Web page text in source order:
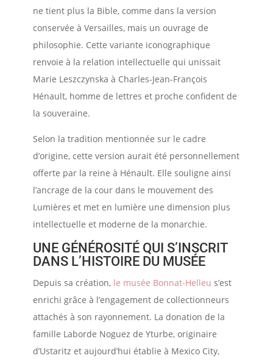
ne tient plus la Bible, comme dans la version
conservée à Versailles, mais un ouvrage de
philosophie. Cette variante iconographique
renvoie à la relation intellectuelle qui unissait
Marie Leszczynska à Charles-Jean-François
Hénault, homme de lettres et proche confident de
la souveraine.
Selon la tradition mentionnée sur le cadre
d’origine, cette version aurait été personnellement
offerte par la reine à Hénault. Elle souligne ainsi
l’ancrage de la cour dans le mouvement des
Lumières et met en lumière une dimension plus
intellectuelle et moderne de la monarchie.
UNE GÉNÉROSITÉ QUI S’INSCRIT
DANS L’HISTOIRE DU MUSÉE
Depuis sa création, le musée Bonnat-Helleu s’est
enrichi grâce à l’engagement de collectionneurs
attachés à son rayonnement. La donation de la
famille Laborde Noguez de Yturbe, originaire
d’Ustaritz et aujourd’hui établie à Mexico City,